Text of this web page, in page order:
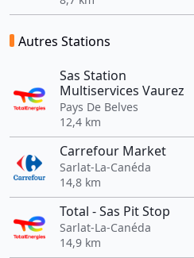
Autres Stations
Sas Station
Multiservices Vaurez
Pays De Belves
12,4 km
Carrefour Market
Sarlat-La-Canéda
14,8 km
Total - Sas Pit Stop
Sarlat-La-Canéda
14,9 km